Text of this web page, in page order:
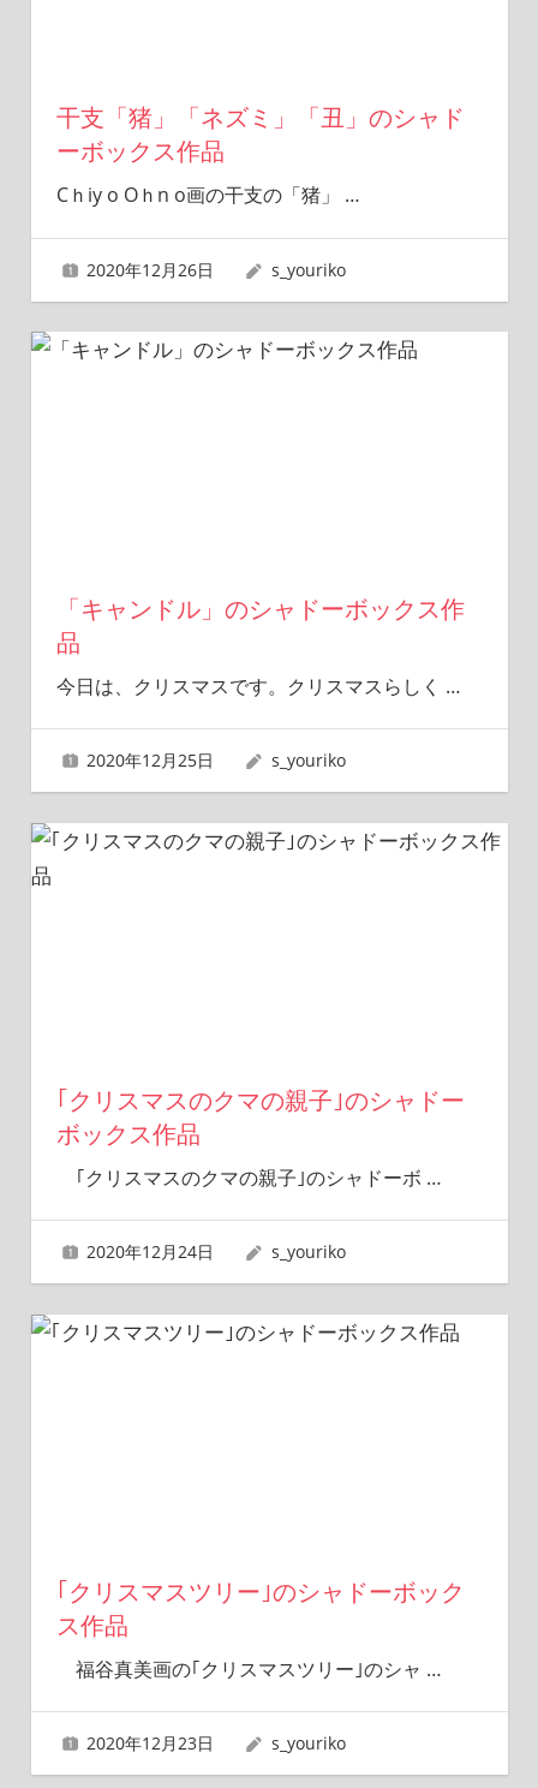
干支「猪」「ネズミ」「丑」のシャド
ーボックス作品
Cｈiy o Oｈn o画の干支の「猪」 …
2020年12月26日 s_youriko
「キャンドル」のシャドーボックス作
品
今日は、クリスマスです。クリスマスらしく …
2020年12月25日 s_youriko
｢クリスマスのクマの親子｣のシャドー
ボックス作品
｢クリスマスのクマの親子｣のシャドーボ …
2020年12月24日 s_youriko
｢クリスマスツリー｣のシャドーボック
ス作品
福谷真美画の｢クリスマスツリー｣のシャ …
2020年12月23日 s_youriko